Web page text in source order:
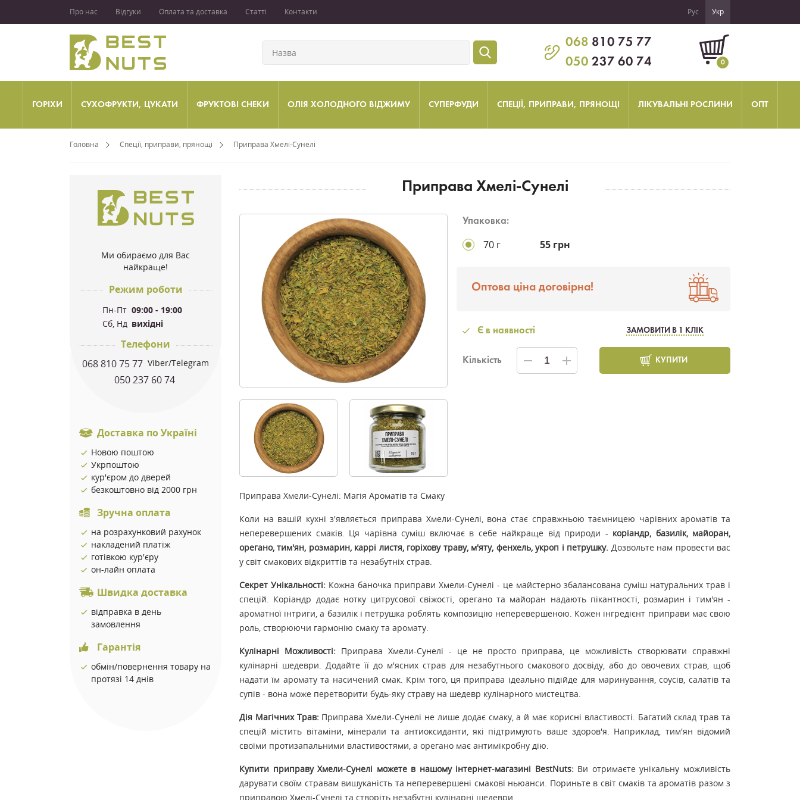
Про нас Відгуки Оплата та доставка Статті Контакти Рус Укр
068 810 75 77
050 237 60 74 0
ГОРІХИ СУХОФРУКТИ, ЦУКАТИ ФРУКТОВІ СНЕКИ ОЛІЯ ХОЛОДНОГО ВІДЖИМУ СУПЕРФУДИ СПЕЦІЇ, ПРИПРАВИ, ПРЯНОЩІ ЛІКУВАЛЬНІ РОСЛИНИ ОПТ
Головна Спеції, приправи, прянощі Приправа Хмелі-Сунелі
Ми обираємо для Вас
найкраще!
Режим роботи
Пн-Пт 09:00 - 19:00
Сб, Нд вихідні
Телефони
068 810 75 77 Viber/Telegram
050 237 60 74
Доставка по Україні
Новою поштою
Укрпоштою
кур'єром до дверей
безкоштовно від 2000 грн
Зручна оплата
на розрахунковий рахунок
накладений платіж
готівкою кур'єру
он-лайн оплата
Швидка доставка
відправка в день
замовлення
Гарантія
обмін/повернення товару на
протязі 14 днів
Приправа Хмелі-Сунелі
Упаковка:
70 г 55 грн
Оптова ціна договірна!
Є в наявності ЗАМОВИТИ В 1 КЛІК
Кількість КУПИТИ
Приправа Хмели-Сунелі: Магія Ароматів та Смаку
Коли на вашій кухні з'являється приправа Хмели-Сунелі, вона стає справжньою таємницею чарівних ароматів та
неперевершених смаків. Ця чарівна суміш включає в себе найкраще від природи - коріандр, базилік, майоран,
орегано, тим'ян, розмарин, каррі листя, горіхову траву, м'яту, фенхель, укроп і петрушку. Дозвольте нам провести вас
у світ смакових відкриттів та незабутніх страв.
Секрет Унікальності:Кожна баночка приправи Хмели-Сунелі - це майстерно збалансована суміш натуральних трав і
спецій. Коріандр додає нотку цитрусової свіжості, орегано та майоран надають пікантності, розмарин і тим'ян -
ароматної інтриги, а базилік і петрушка роблять композицію неперевершеною. Кожен інгредієнт приправи має свою
роль, створюючи гармонію смаку та аромату.
Кулінарні Можливості:Приправа Хмели-Сунелі - це не просто приправа, це можливість створювати справжні
кулінарні шедеври. Додайте її до м'ясних страв для незабутнього смакового досвіду, або до овочевих страв, щоб
надати їм аромату та насичений смак. Крім того, ця приправа ідеально підійде для маринування, соусів, салатів та
супів - вона може перетворити будь-яку страву на шедевр кулінарного мистецтва.
Дія Магічних Трав:Приправа Хмели-Сунелі не лише додає смаку, а й має корисні властивості. Багатий склад трав та
спецій містить вітаміни, мінерали та антиоксиданти, які підтримують ваше здоров'я. Наприклад, тим'ян відомий
своїми протизапальними властивостями, а орегано має антимікробну дію.
Купити приправу Хмели-Сунелі можете в нашому інтернет-магазині BestNuts:Ви отримаєте унікальну можливість
дарувати своїм стравам вишуканість та неперевершені смакові ньюанси. Пориньте в світ смаків та ароматів разом з
приправою Хмелі-Сунелі та створіть незабутні кулінарні шедеври.